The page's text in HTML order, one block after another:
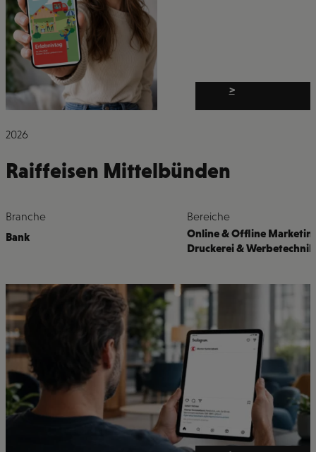
>
2026
Raiffeisen Mittelbünden
Branche
Bank
Bereiche
Online & Offline
Druckerei & Werbetechnik